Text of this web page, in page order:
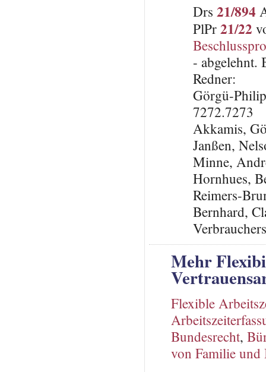
Drs 21/894
PlPr21/22
- abgelehnt.
Redner:
Görgü-
7272.7273
Akkamis,
Janßen,
Minne,
Hornhues,
Reimers-
Bernhard,
Mehr
Flexible
Bundesrecht,
von Familie und